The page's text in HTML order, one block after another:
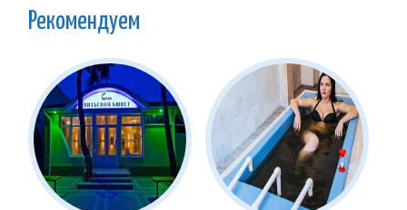
Рекомендуем